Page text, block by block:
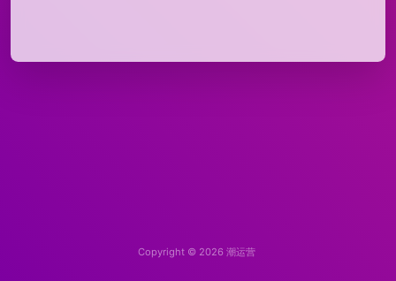
Copyright © 2026 潮运营